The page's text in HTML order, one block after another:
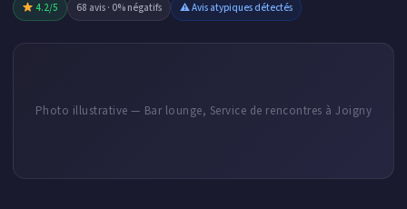
4.2/5 68 avis · 0% négatifs ⚠ Avis atypiques détectés
Photo illustrative — Bar lounge, Service de rencontres à Joigny